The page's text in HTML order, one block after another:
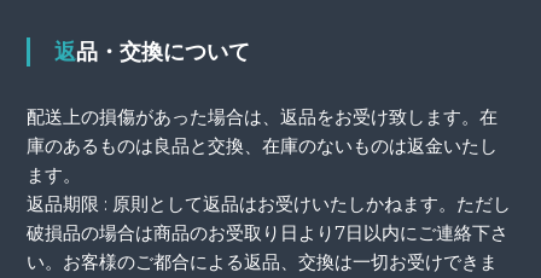
返品・交換について
配送上の損傷があった場合は、返品をお受け致します。在
庫のあるものは良品と交換、在庫のないものは返金いたし
ます。
返品期限 : 原則として返品はお受けいたしかねます。ただし
破損品の場合は商品のお受取り日より7日以内にご連絡下さ
い。お客様のご都合による返品、交換は一切お受けできま